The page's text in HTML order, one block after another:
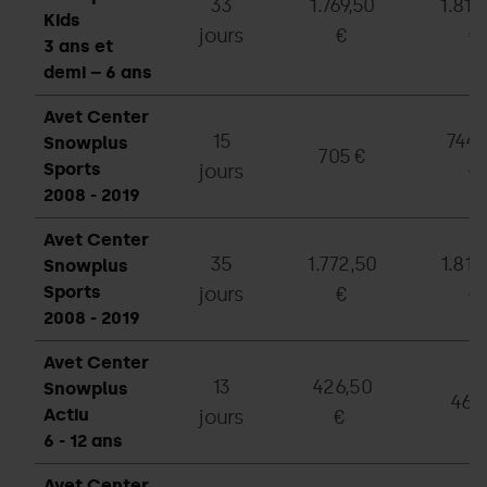
Kids
3 ans et
demi – 6 ans
33
jours
1.769,50
€
€
Avet Center
Snowplus
Sports
2008 - 2019
15
jours
705 €
€
Avet Center
Snowplus
Sports
2008 - 2019
35
jours
1.772,50
€
€
Avet Center
Snowplus
Actiu
6 - 12 ans
13
jours
426,50
€
469